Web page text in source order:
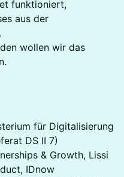
funktioniert,
aus der
wollen wir das
für Digitalisierung
DS II 7)
& Growth, Lissi
IDnow